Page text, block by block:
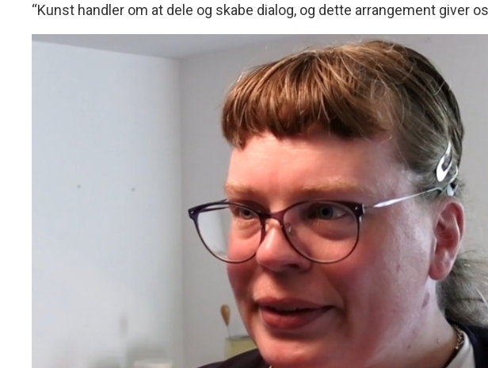
“Kunst handler om at dele og skabe dialog, og dette arrangement giver